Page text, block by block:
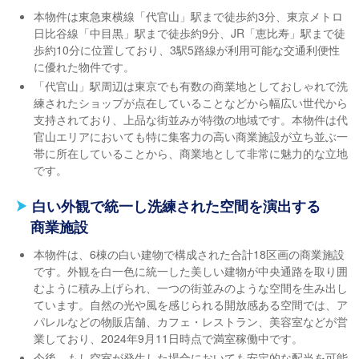
本物件は東急東横線「代官山」駅まで徒歩約3分、東京メトロ
日比谷線「中目黒」駅まで徒歩約9分、JR「恵比寿」駅まで徒
歩約10分に位置しており、3駅5路線が利用可能な交通利便性
に優れた物件です。
「代官山」駅周辺は東京でも有数の商業地としておしゃれで洗
練されたショップが点在していることなどから幅広い世代から
支持されており、上品な街並みが特徴の地域です。本物件は代
官山エリアにおいても特に集客力の高い商業施設が立ち並ぶ一
帯に所在していることから、商業地として非常に魅力的な立地
です。
白い外観で統一し洗練された空間を演出する
商業施設
本物件は、6棟の白い建物で構成された合計18区画の商業施設
です。外観を白一色に統一した美しい建物が中央通路を取り囲
むように積み上げられ、一つの街並みのような空間を生み出し
ています。自然の光や風を感じられる開放感ある空間では、ア
パレルなどの物販店舗、カフェ・レストラン、美容室などが営
業しており、2024年9月11日時点で満室稼働中です。